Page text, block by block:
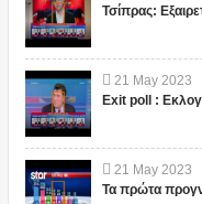
Τσίπρας:
21 May 2023
Exit poll :
21 May 2023
Τα πρώτα